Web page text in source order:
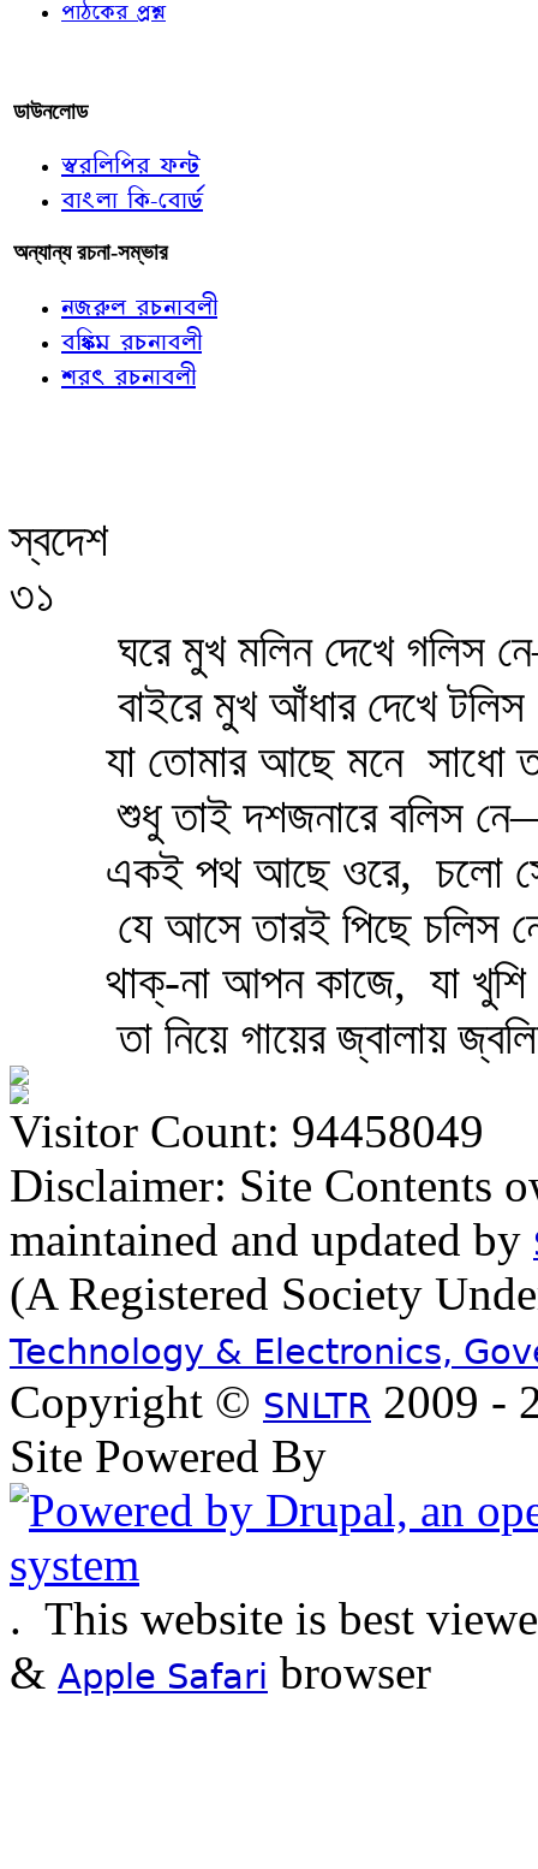
পাঠকের প্রশ্ন
ডাউনলোড
স্বরলিপির ফন্ট
বাংলা কি-বোর্ড
অন্যান্য রচনা-সম্ভার
নজরুল রচনাবলী
বঙ্কিম রচনাবলী
শরৎ রচনাবলী
স্বদেশ
৩১
ঘরে মুখ মলিন দেখে গলিস
বাইরে মুখ আঁধার দেখে
যা তোমার আছে মনে সাধো
শুধু তাই দশজনারে বলিস
একই পথ আছে ওরে, চলো
যে আসে তারই পিছে চলিস
থাক্‌-না আপন কাজে, যা
তা নিয়ে গায়ের জ্বালায়
Visitor Count: 94458049
Disclaimer: Site Contents
maintained and updated by
(A Registered Society
Technology & Electronics,
Copyright © SNLTR 2009 -
Site Powered By
. This website is best
& Apple Safari browser